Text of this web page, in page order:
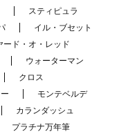
スティピュラ
イル・ブセット
ード・オ・レッド
ウォーターマン
クロス
モンテベルデ
カランダッシュ
プラチナ万年筆